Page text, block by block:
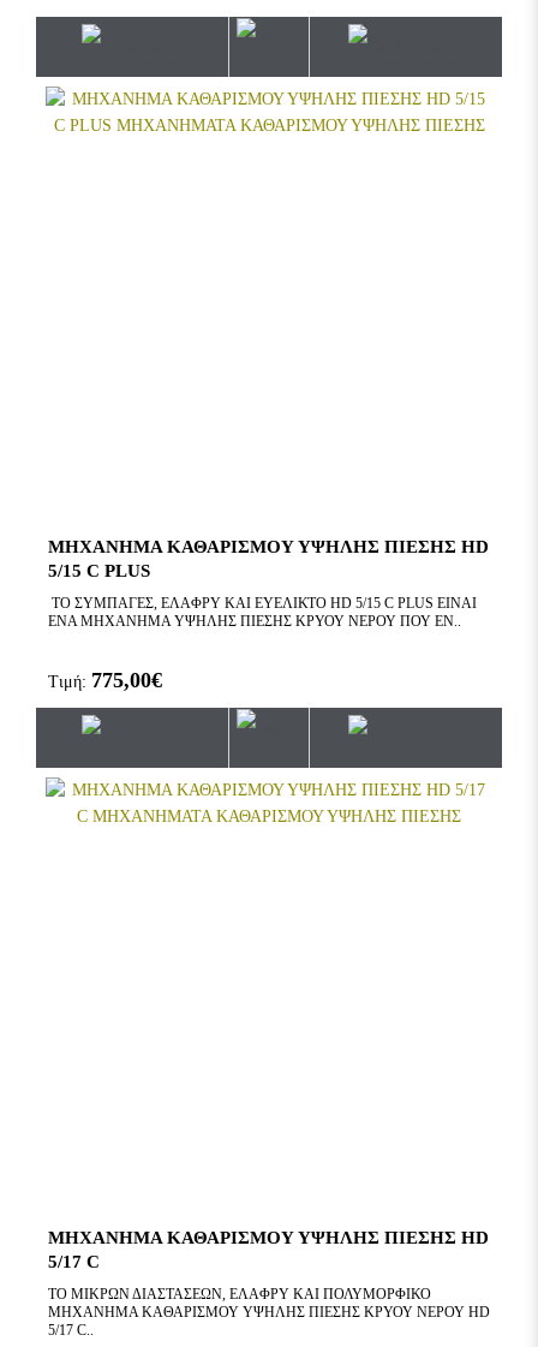
ΜΗΧΑΝΗΜΑ ΚΑΘΑΡΙΣΜΟΥ ΥΨΗΛΗΣ ΠΙΕΣΗΣ HD
5/15 C PLUS
ΤΟ ΣΥΜΠΑΓΕΣ, ΕΛΑΦΡΥ ΚΑΙ ΕΥΕΛΙΚΤΟ HD 5/15 C PLUS ΕΙΝΑΙ
ΕΝΑ ΜΗΧΑΝΗΜΑ ΥΨΗΛΗΣ ΠΙΕΣΗΣ ΚΡΥΟΥ ΝΕΡΟΥ ΠΟΥ ΕΝ..
Τιμή: 775,00€
ΜΗΧΑΝΗΜΑ ΚΑΘΑΡΙΣΜΟΥ ΥΨΗΛΗΣ ΠΙΕΣΗΣ HD
5/17 C
ΤΟ ΜΙΚΡΩΝ ΔΙΑΣΤΑΣΕΩΝ, ΕΛΑΦΡΥ ΚΑΙ ΠΟΛΥΜΟΡΦΙΚΟ
ΜΗΧΑΝΗΜΑ ΚΑΘΑΡΙΣΜΟΥ ΥΨΗΛΗΣ ΠΙΕΣΗΣ ΚΡΥΟΥ ΝΕΡΟΥ HD
5/17 C..